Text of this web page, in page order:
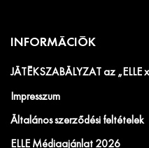
INFORMÁCIÓK
JÁTÉKSZABÁLYZAT az
Impresszum
Általános szerződési feltételek
ELLE Médiaajánlat 2026